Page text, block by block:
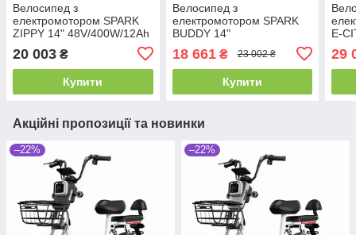
Велосипед з
електромотором SPARK
ZIPPY 14" 48V/400W/12Ah
20 003 ₴
Купити
Велосипед з
електромотором SPARK
BUDDY 14"
18 661₴ 23 002 ₴
Купити
E-
29
Акційні пропозиції та новинки
–22% –22%